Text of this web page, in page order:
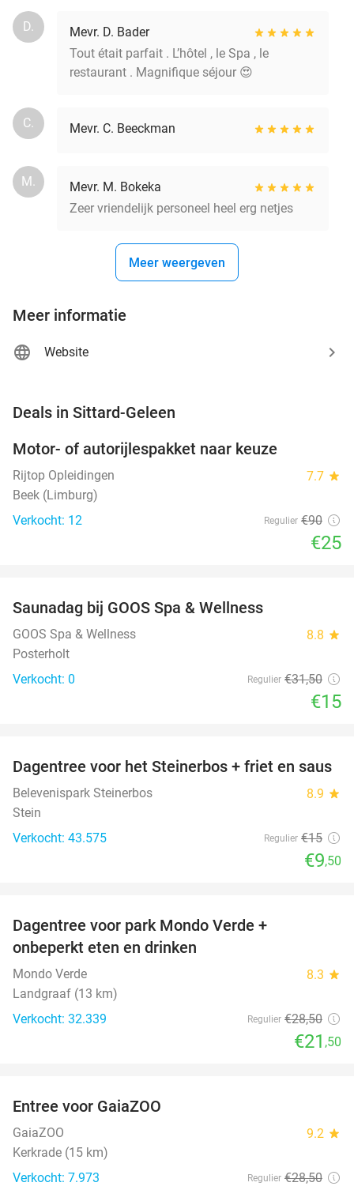
D.
Mevr. D. Bader
Tout était parfait . L’hôtel , le Spa , le
restaurant . Magnifique séjour 😍
C. Mevr. C. Beeckman
M.
Mevr. M. Bokeka
Zeer vriendelijk personeel heel erg netjes
Meer weergeven
Meer informatie
Website
Deals in Sittard-Geleen
Motor- of autorijlespakket naar keuze
Rijtop Opleidingen 7.7 star
Beek (Limburg)
Verkocht: 12
Regulier €90
€25
TODAY
Saunadag bij GOOS Spa & Wellness
GOOS Spa & Wellness 8.8 star
Posterholt
Verkocht: 0
Regulier €31,50
€15
37%
Dagentree voor het Steinerbos + friet en saus
Belevenispark Steinerbos 8.9 star
Stein
Verkocht: 43.575
Regulier €15
€9,50
Dagentree voor park Mondo Verde +
onbeperkt eten en drinken
Mondo Verde 8.3 star
Landgraaf (13 km)
Verkocht: 32.339
Regulier €28,50
€21 ,50
Entree voor GaiaZOO
GaiaZOO 9.2 star
Kerkrade (15 km)
Verkocht: 7.973
Regulier €28,50